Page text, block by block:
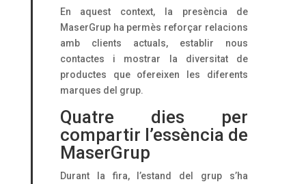
En aquest context, la presència de
MaserGrup ha permès reforçar relacions
amb clients actuals, establir nous
contactes i mostrar la diversitat de
productes que ofereixen les diferents
marques del grup.
Quatre dies per
compartir l’essència de
MaserGrup
Durant la fira, l’estand del grup s’ha